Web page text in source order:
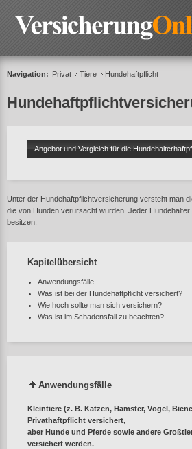
Navigation: Privat Tiere Hundehaftpflicht
Angebot und Vergleich für die
Unter der Hundehaftpflichtversicherung versteht man
die von Hunden verursacht wurden. Jeder
besitzen.
Kapitelübersicht
Anwendungsfälle
Was ist bei der Hundehaftpflicht versichert?
Wie hoch sollte man sich versichern?
Was ist im Schadensfall zu beachten?
Anwendungsfälle
Kleintiere (z. B. Katzen, Hamster, Vögel,
Privathaftpflicht versichert,
aber Hunde und Pferde sowie andere
versichert werden.